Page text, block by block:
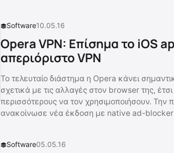
Software10.05.16
Opera VPN: Επίσημα το iOS
απεριόριστο VPN
Το τελευταίο διάστημα η Opera κάνει
σχετικά με τις αλλαγές στον browser της,
περισσότερους να τον χρησιμοποιήσουν. Την
ανακοίνωσε νέα έκδοση με native ad-
Software05.05.16